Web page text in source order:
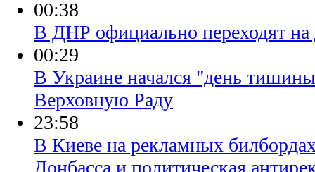
00:38
В ДНР официально переходят на
00:29
В Украине начался "день
Верховную Раду
23:58
В Киеве на рекламных
Донбасса и политическая